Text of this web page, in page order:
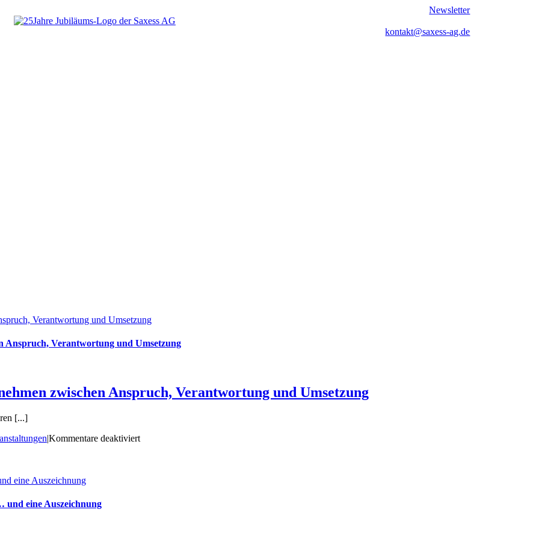
Newsletter
kontakt@saxess-ag.de
Verantwortung und Umsetzung
Anspruch, Verantwortung und Umsetzung
zwischen Anspruch, Verantwortung und Umsetzung
[...]
|Kommentare deaktiviertfür
eine Auszeichnung
und eine Auszeichnung